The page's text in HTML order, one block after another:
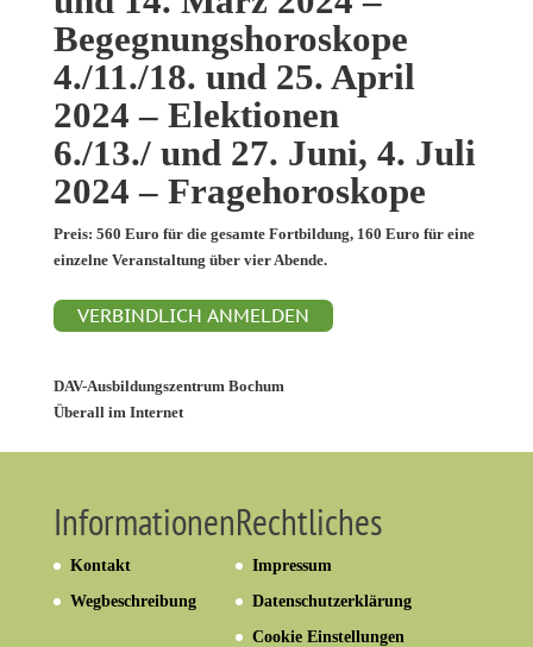
Begegnungshoroskope
4./11./18. und 25. April
2024 – Elektionen
6./13./ und 27. Juni, 4. Juli
2024 – Fragehoroskope
Preis: 560 Euro für die gesamte Fortbildung, 160 Euro für eine
einzelne Veranstaltung über vier Abende.
VERBINDLICH ANMELDEN
DAV-Ausbildungszentrum Bochum
Überall im Internet
Informationen
Kontakt
Wegbeschreibung
Rechtliches
Impressum
Datenschutzerklärung
Cookie Einstellungen